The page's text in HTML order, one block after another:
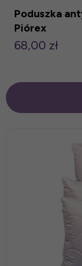
Poduszka
Piórex
68,00 zł